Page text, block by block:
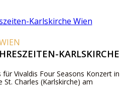
KARLSKIRCHE
Vivaldis Four Seasons Konzert in
Charles (Karlskirche) am